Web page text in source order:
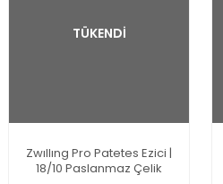
TÜKENDİ
Zwıllıng Pro Patetes Ezici |
18/10 Paslanmaz Çelik